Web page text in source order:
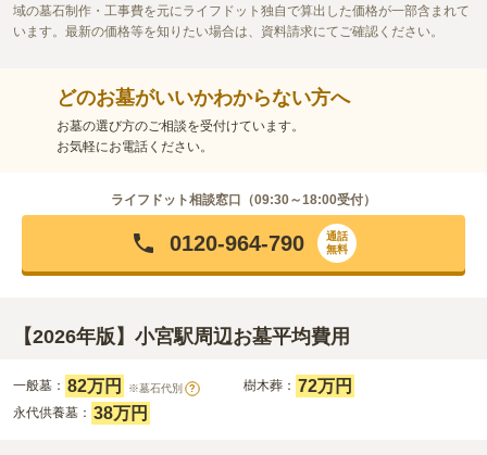
域の墓石制作・工事費を元にライフドット独自で算出した価格が一部含まれて
います。最新の価格等を知りたい場合は、資料請求にてご確認ください。
どのお墓がいいかわからない方へ
お墓の選び方のご相談を受付けています。
お気軽にお電話ください。
ライフドット相談窓口（09:30～18:00受付）
0120-964-790
通話
無料
【2026年版】小宮駅周辺お墓平均費用
一般墓： 82万円 ※墓石代別 ? 樹木葬： 72万円
永代供養墓： 38万円